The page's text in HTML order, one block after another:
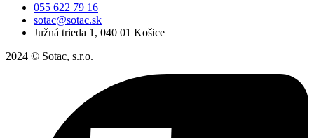
055 622 79 16
sotac@sotac.sk
Južná trieda 1, 040 01 Košice
2024 © Sotac, s.r.o.